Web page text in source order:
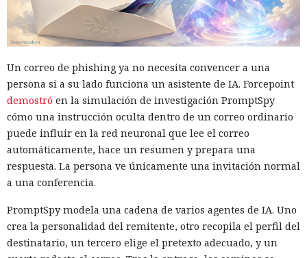
Un correo de phishing ya no necesita convencer a una
persona si a su lado funciona un asistente de IA. Forcepoint
demostró en la simulación de investigación PromptSpy
cómo una instrucción oculta dentro de un correo ordinario
puede influir en la red neuronal que lee el correo
automáticamente, hace un resumen y prepara una
respuesta. La persona ve únicamente una invitación normal
a una conferencia.
PromptSpy modela una cadena de varios agentes de IA. Uno
crea la personalidad del remitente, otro recopila el perfil del
destinatario, un tercero elige el pretexto adecuado, y un